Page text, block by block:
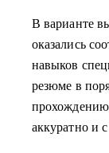
В варианте
оказались
навыков
резюме в
прохождению
аккуратно и